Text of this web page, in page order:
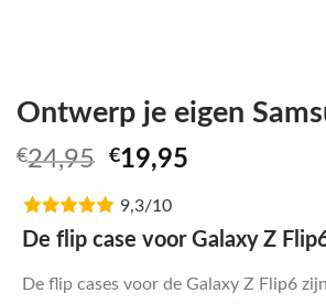
Ontwerp je eigen
€24,95 Oorspronkelijke
was:
€24,95.
€19,95
€19,95.
9,3/10
De flip case voor Galaxy Z
De flip cases voor de Galaxy Z Flip6